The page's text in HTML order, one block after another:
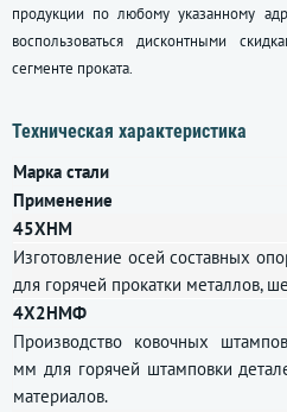
продукции по любому указанному
воспользоваться дисконтными
сегменте проката.
Техническая характеристика
Марка стали
Применение
45ХНМ
Изготовление осей составных
для горячей прокатки металлов,
4Х2НМФ
Производство ковочных
мм для горячей штамповки
материалов.